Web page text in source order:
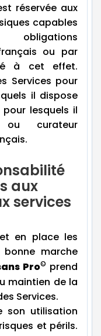
réservée aux
capables
ou par
à cet effet.
Services pour
il dispose
lesquels il
curateur
aux
services
en place les
marche
Pro© prend
maintien de la
Services.
son utilisation
et périls.